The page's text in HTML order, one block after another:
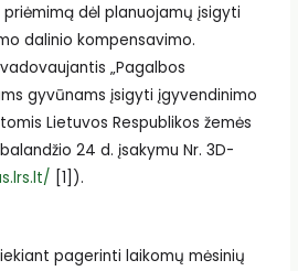
dėl planuojamų įsigyti
dalinio kompensavimo.
„Pagalbos
gyvūnams įsigyti įgyvendinimo
Lietuvos Respublikos žemės
24 d. įsakymu Nr. 3D-
[1]).
pagerinti laikomų mėsinių